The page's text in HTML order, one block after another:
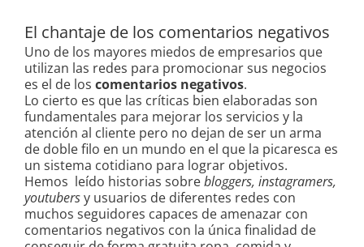
El chantaje de los comentarios negativos
Uno de los mayores miedos de empresarios que
utilizan las redes para promocionar sus negocios
es el de los comentarios negativos.
Lo cierto es que las críticas bien elaboradas son
fundamentales para mejorar los servicios y la
atención al cliente pero no dejan de ser un arma
de doble filo en un mundo en el que la picaresca es
un sistema cotidiano para lograr objetivos.
Hemos leído historias sobrebloggers, instagramers,
youtubersy usuarios de diferentes redes con
muchos seguidores capaces de amenazar con
comentarios negativos con la única finalidad de